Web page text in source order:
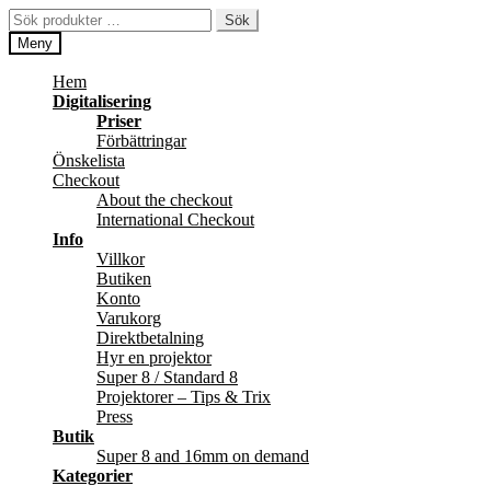
Hoppa
till
navigering
Hoppa
till
innehåll
Sök
efter:
Sök
Meny
Hem
Digitalisering
Priser
Förbättringar
Önskelista
Checkout
About the checkout
International Checkout
Info
Villkor
Butiken
Konto
Varukorg
Direktbetalning
Hyr en projektor
Super 8 / Standard 8
Projektorer – Tips & Trix
Press
Butik
Super 8 and 16mm on demand
Kategorier